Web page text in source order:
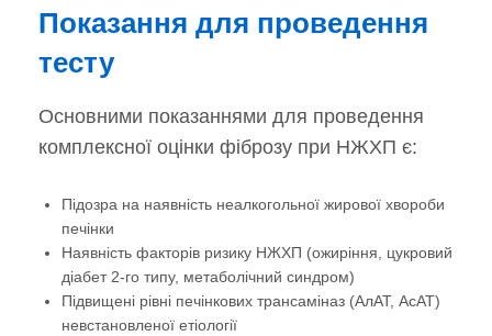
Показання для проведення
тесту
Основними показаннями для проведення
комплексної оцінки фіброзу при НЖХП є:
Підозра на наявність неалкогольної жирової хвороби
печінки
Наявність факторів ризику НЖХП (ожиріння, цукровий
діабет 2-го типу, метаболічний синдром)
Підвищені рівні печінкових трансаміназ (АлАТ, АсАТ)
невстановленої етіології